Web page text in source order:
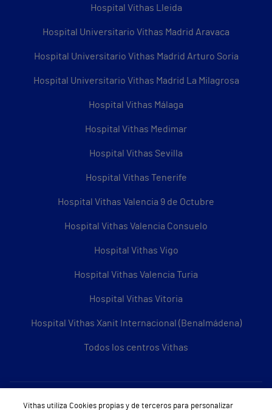
Hospital Vithas Lleida
Hospital Universitario Vithas Madrid Aravaca
Hospital Universitario Vithas Madrid Arturo Soria
Hospital Universitario Vithas Madrid La Milagrosa
Hospital Vithas Málaga
Hospital Vithas Medimar
Hospital Vithas Sevilla
Hospital Vithas Tenerife
Hospital Vithas Valencia 9 de Octubre
Hospital Vithas Valencia Consuelo
Hospital Vithas Vigo
Hospital Vithas Valencia Turia
Hospital Vithas Vitoria
Hospital Vithas Xanit Internacional (Benalmádena)
Todos los centros Vithas
Sobre Vithas
Vithas utiliza Cookies propias y de terceros para personalizar